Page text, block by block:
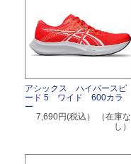
アシックス ハイパースピ
ード 5 ワイド 600カラ
ー
7,690円(税込）
（在庫な
し）